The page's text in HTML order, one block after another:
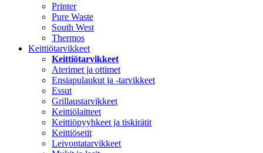
Printer
Pure Waste
South West
Thermos
Keittiötarvikkeet
Keittiötarvikkeet
Aterimet ja ottimet
Ensiapulaukut ja -tarvikkeet
Essut
Grillaustarvikkeet
Keittiölaitteet
Keittiöpyyhkeet ja tiskirätit
Keittiösetit
Leivontatarvikkeet